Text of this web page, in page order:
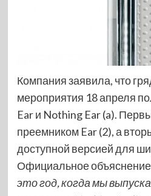
Компания заявила, что
мероприятия 18 апреля
Ear и Nothing Ear (a).
преемником Ear (2), а
доступной версией для
Официальное объяснение
это год, когда мы